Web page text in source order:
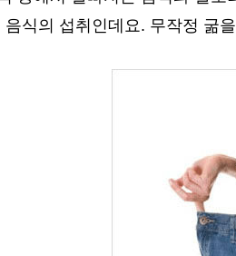
식의 섭취인데요. 무작정 굶